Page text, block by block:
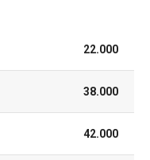
22.000
38.000
42.000